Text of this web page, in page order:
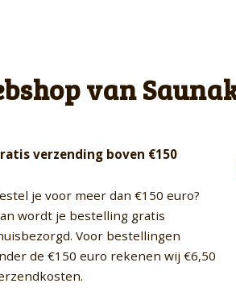
van
verzending boven €150
je voor meer dan €150 euro?
wordt je bestelling gratis
Voor bestellingen
de €150 euro rekenen wij €6,50